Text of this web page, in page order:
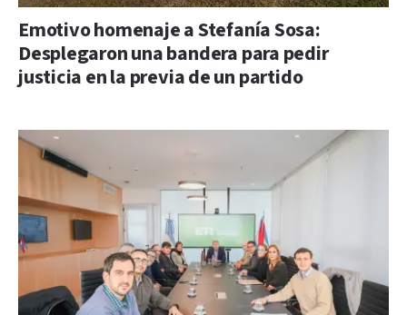
Emotivo homenaje a Stefanía Sosa:
Desplegaron una bandera para pedir
justicia en la previa de un partido